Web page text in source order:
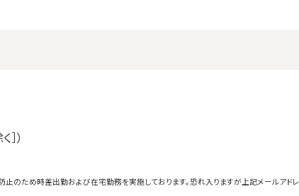
）
のため時差出勤および在宅勤務を実施しております。恐れ入りますが上記メールアドレ